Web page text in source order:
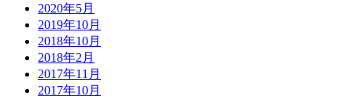
2020年5月
2019年10月
2018年10月
2018年2月
2017年11月
2017年10月